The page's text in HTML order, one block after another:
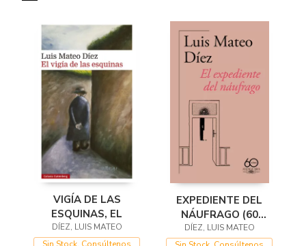
VIGÍA DE LAS
ESQUINAS, EL
DÍEZ, LUIS MATEO
EXPEDIENTE DEL
NÁUFRAGO (60
ANIVERSARIO DE
ALFAGUARA)
DÍEZ, LUIS MATEO